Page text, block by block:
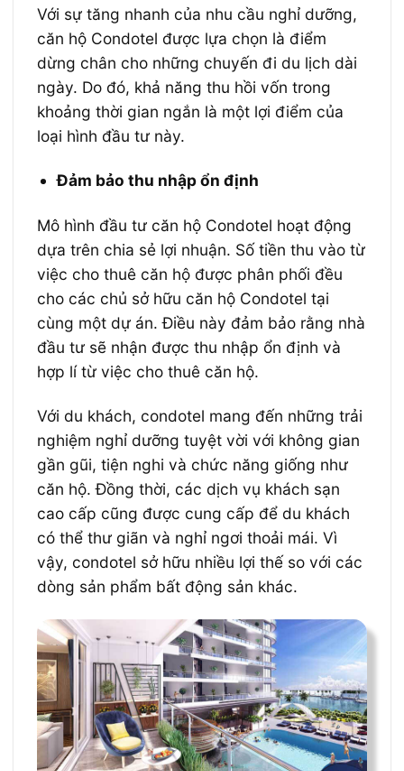
Với sự tăng nhanh của nhu cầu nghỉ dưỡng,
căn hộ Condotel được lựa chọn là điểm
dừng chân cho những chuyến đi du lịch dài
ngày. Do đó, khả năng thu hồi vốn trong
khoảng thời gian ngắn là một lợi điểm của
loại hình đầu tư này.
Đảm bảo thu nhập ổn định
Mô hình đầu tư căn hộ Condotel hoạt động
dựa trên chia sẻ lợi nhuận. Số tiền thu vào từ
việc cho thuê căn hộ được phân phối đều
cho các chủ sở hữu căn hộ Condotel tại
cùng một dự án. Điều này đảm bảo rằng nhà
đầu tư sẽ nhận được thu nhập ổn định và
hợp lí từ việc cho thuê căn hộ.
Với du khách, condotel mang đến những trải
nghiệm nghỉ dưỡng tuyệt vời với không gian
gần gũi, tiện nghi và chức năng giống như
căn hộ. Đồng thời, các dịch vụ khách sạn
cao cấp cũng được cung cấp để du khách
có thể thư giãn và nghỉ ngơi thoải mái. Vì
vậy, condotel sở hữu nhiều lợi thế so với các
dòng sản phẩm bất động sản khác.